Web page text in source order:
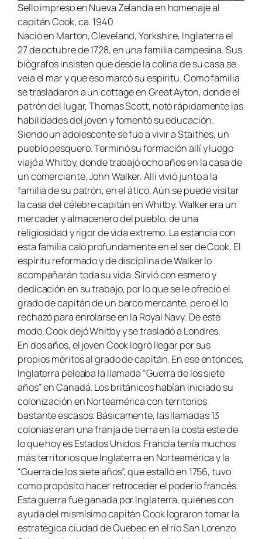
Sello impreso en Nueva Zelanda en homenaje al
capitán Cook, ca. 1940
Nació en Marton, Cleveland, Yorkshire, Inglaterra el
27 de octubre de 1728, en una familia campesina. Sus
biógrafos insisten que desde la colina de su casa se
veía el mar y que eso marcó su espíritu. Como familia
se trasladaron a uncottageen Great Ayton, donde el
patrón del lugar, Thomas Scott, notó rápidamente las
habilidades del joven y fomentó su educación.
Siendo un adolescente se fue a vivir a Staithes, un
pueblo pesquero. Terminó su formación allí y luego
viajó a Whitby, donde trabajó ocho años en la casa de
un comerciante, John Walker. Allí vivió junto a la
familia de su patrón, en el ático. Aún se puede visitar
la casa del célebre capitán en Whitby. Walker era un
mercader y almacenero del pueblo, de una
religiosidad y rigor de vida extremo. La estancia con
esta familia caló profundamente en el ser de Cook. El
espíritu reformado y de disciplina de Walker lo
acompañarán toda su vida. Sirvió con esmero y
dedicación en su trabajo, por lo que se le ofreció el
grado de capitán de un barco mercante, pero él lo
rechazó para enrolarse en la Royal Navy. De este
modo, Cook dejó Whitby y se trasladó a Londres.
En dos años, el joven Cook logró llegar por sus
propios méritos al grado de capitán. En ese entonces,
Inglaterra peleaba la llamada “Guerra de los siete
años” en Canadá. Los británicos habían iniciado su
colonización en Norteamérica con territorios
bastante escasos. Básicamente, las llamadas 13
colonias eran una franja de tierra en la costa este de
lo que hoy es Estados Unidos. Francia tenía muchos
más territorios que Inglaterra en Norteamérica y la
“Guerra de los siete años”, que estalló en 1756, tuvo
como propósito hacer retroceder el poderío francés.
Esta guerra fue ganada por Inglaterra, quienes con
ayuda del mismísimo capitán Cook lograron tomar la
estratégica ciudad de Quebec en el río San Lorenzo.